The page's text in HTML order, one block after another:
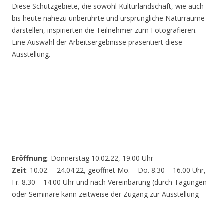
Diese Schutzgebiete, die sowohl Kulturlandschaft, wie auch
bis heute nahezu unberührte und ursprüngliche Naturräume
darstellen, inspirierten die Teilnehmer zum Fotografieren.
Eine Auswahl der Arbeitsergebnisse präsentiert diese
Ausstellung.
Eröffnung: Donnerstag 10.02.22, 19.00 Uhr
Zeit: 10.02. – 24.04.22, geöffnet Mo. – Do. 8.30 – 16.00 Uhr,
Fr. 8.30 – 14.00 Uhr und nach Vereinbarung (durch Tagungen
oder Seminare kann zeitweise der Zugang zur Ausstellung